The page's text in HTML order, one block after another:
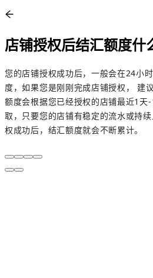
店铺授权后结汇额度什
您的店铺授权成功后，一般会在24小
度，如果您是刚刚完成店铺授权， 建
额度会根据您已经授权的店铺最近1天
取，只要您的店铺有稳定的流水或持
权成功后，结汇额度就会不断累计。